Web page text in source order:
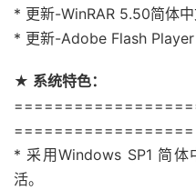
* 更新-WinRAR 5.50简体中
* 更新-Adobe Flash Player
★ 系统特色：
==================
* 采用Windows SP1 简
活。